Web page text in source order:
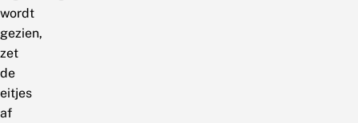
wordt
gezien,
zet
de
eitjes
af